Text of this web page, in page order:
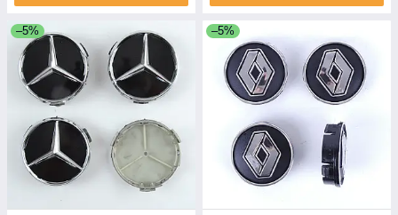
–5% –5%